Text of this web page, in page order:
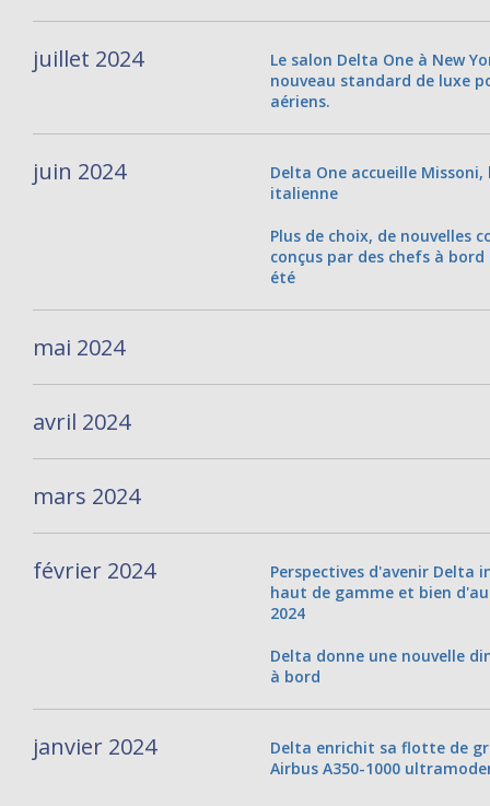
juillet 2024
Le salon Delta One à New
nouveau standard de luxe
aériens.
juin 2024
Delta One accueille
italienne
Plus de choix, de nouvelles
conçus par des chefs à
été
mai 2024
avril 2024
mars 2024
février 2024
Perspectives d'avenir Delta
haut de gamme et bien
2024
Delta donne une nouvelle
à bord
janvier 2024
Delta enrichit sa flotte de
Airbus A350-1000